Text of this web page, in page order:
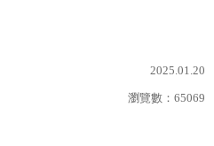
2025.01.20
瀏覽數： 65069